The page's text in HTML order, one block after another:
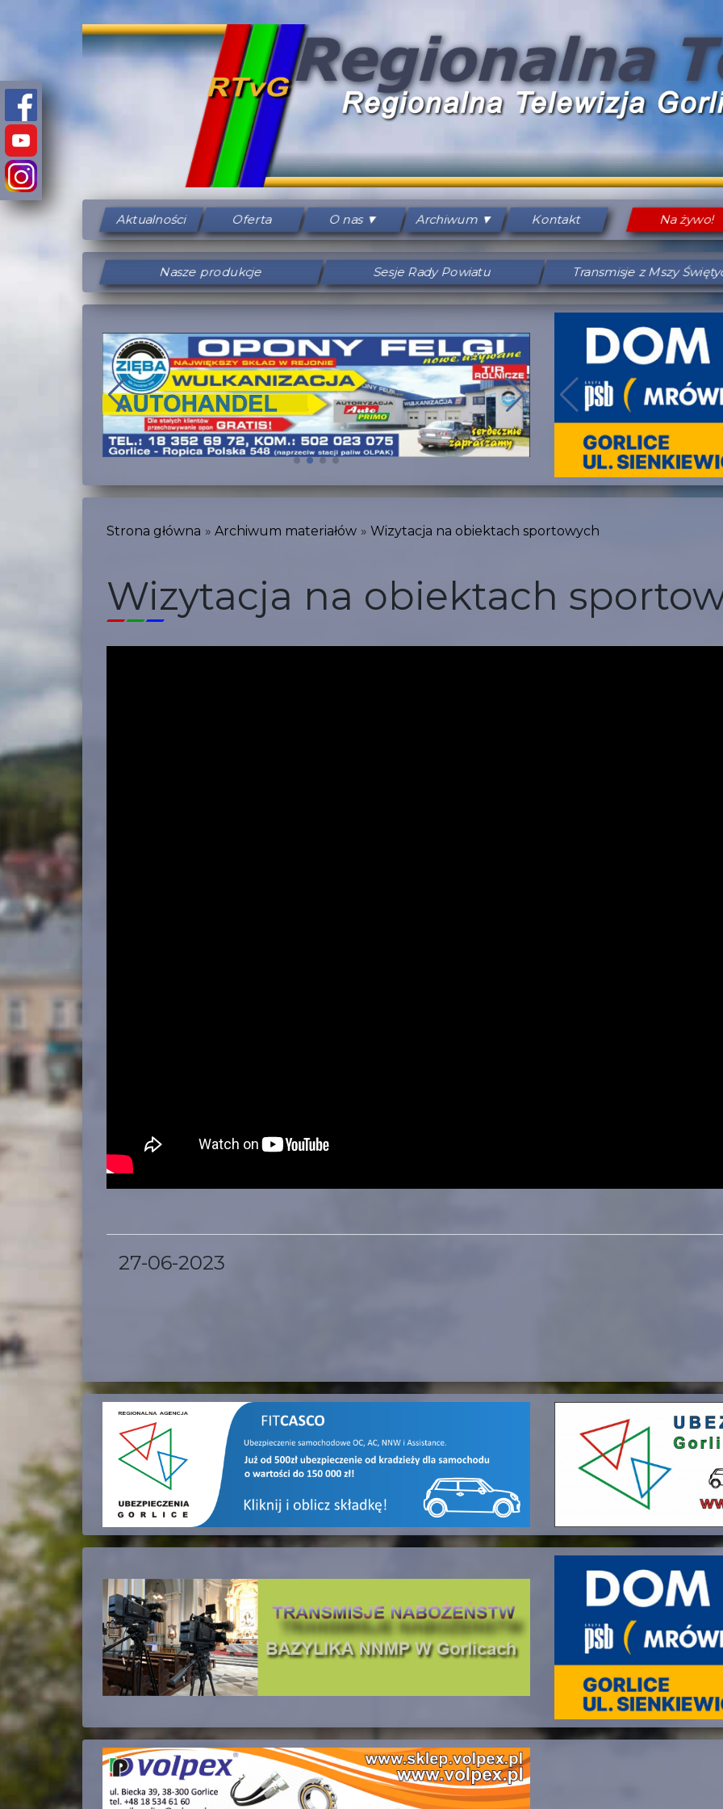
Aktualności Oferta O nas Archiwum Kontakt Na żywo!
Nasze produkcje Sesje Rady Powiatu Transmisje z Mszy
Strona główna Archiwum materiałów Wizytacja na obiektach sportowych
Wizytacja na obiektach
27-06-2023